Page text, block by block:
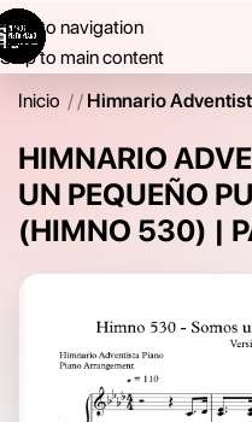
Skip to navigation
Skip to main content
Inicio / Himnario
HIMNARIO
UN PEQUEÑO
(HIMNO 530) |